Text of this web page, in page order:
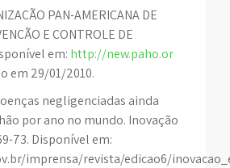
PAN-AMERICANA DE
E CONTROLE DE
em: http://new.paho.or
em 29/01/2010.
negligenciadas ainda
por ano no mundo. Inovação
73. Disponível em:
imprensa/revista/edicao6/